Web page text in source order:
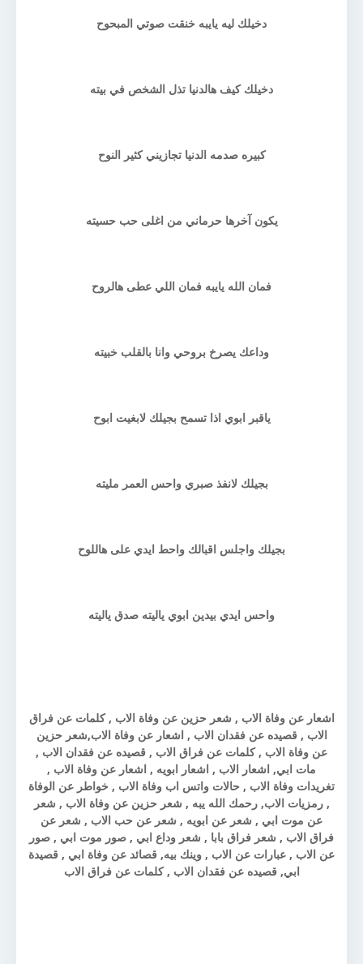
دخيلك ليه يايبه خنقت صوتي المبحوح
دخيلك كيف هالدنيا تذل الشخص في بيته
كبيره صدمه الدنيا تجازيني كثير النوح
يكون آخرها حرماني من اغلى حب حسيته
فمان الله يايبه فمان اللي عطى هالروح
وداعك يصرخ بروحي وانا بالقلب خبيته
ياقبر ابوي اذا تسمح بجيلك لابغيت ابوح
بجيلك لانفذ صبري واحس العمر مليته
بجيلك واجلس اقبالك واحط ايدي على هاللوح
واحس ايدي بيدين ابوي ياليته صدق ياليته
اشعار عن وفاة الاب , شعر حزين عن وفاة الاب , كلمات عن فراق
الاب , قصيده عن فقدان الاب , اشعار عن وفاة الاب,شعر حزين
عن وفاة الاب , كلمات عن فراق الاب , قصيده عن فقدان الاب ,
مات ابي, اشعار الاب , اشعار ابويه , اشعار عن وفاة الاب ,
تغريدات وفاة الاب , حالات واتس اب وفاة الاب , خواطر عن الوفاة
, رمزيات الاب, رحمك الله يبه , شعر حزين عن وفاة الاب , شعر
عن موت ابي , شعر عن ابويه , شعر عن حب الاب , شعر عن
فراق الاب , شعر فراق بابا , شعر وداع ابي , صور موت ابي , صور
عن الاب , عبارات عن الاب , وينك بيه, قصائد عن وفاة ابي , قصيدة
ابي, قصيده عن فقدان الاب , كلمات عن فراق الاب